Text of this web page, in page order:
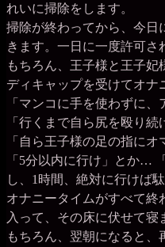
れいに掃除をします。
掃除が終わってから、今日
きます。一日に一度許可さ
もちろん、王子様と王子
ディキャップを受けてオナ
「マンコに手を使わずに
「行くまで自ら尻を殴り
「自ら王子様の足の指に
「5分以内に行け」とか…
し、1時間、絶対に行けば
オナニータイムがすべて終
入って、その床に伏せて寝
もちろん、翌朝になると、